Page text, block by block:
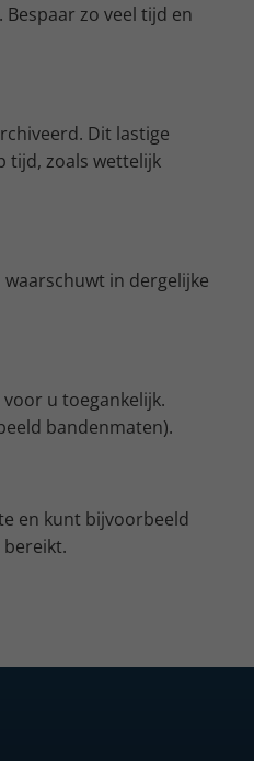
zo veel tijd en
Dit lastige
tijd, zoals wettelijk
in dergelijke
u toegankelijk.
bandenmaten).
en kunt bijvoorbeeld